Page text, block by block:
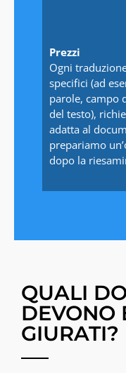
Prezzi
Ogni
specifici (ad
parole, campo
del testo),
adatta al
prepariamo
dopo la
QUALI
DEVONO
GIURATI?